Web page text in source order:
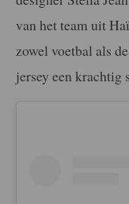
van het team uit
zowel voetbal als
jersey een krachtig